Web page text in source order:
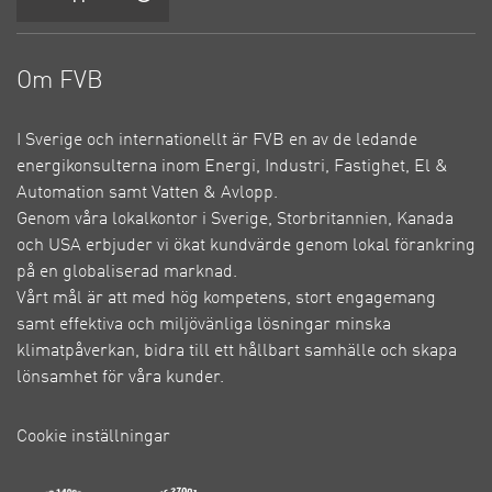
Om FVB
I Sverige och internationellt är FVB en av de ledande
energikonsulterna inom Energi, Industri, Fastighet, El &
Automation samt Vatten & Avlopp.
Genom våra lokalkontor i Sverige, Storbritannien, Kanada
och USA erbjuder vi ökat kundvärde genom lokal förankring
på en globaliserad marknad.
Vårt mål är att med hög kompetens, stort engagemang
samt effektiva och miljövänliga lösningar minska
klimatpåverkan, bidra till ett hållbart samhälle och skapa
lönsamhet för våra kunder.
Cookie inställningar